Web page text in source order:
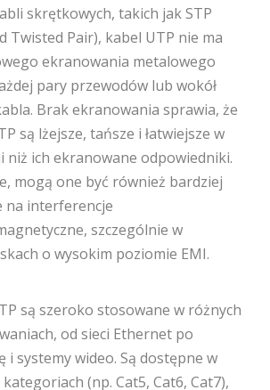
skrętkowych, takich jak STP
Twisted Pair), kabel UTP nie ma
ekranowania metalowego
pary przewodów lub wokół
Brak ekranowania sprawia, że
są lżejsze, tańsze i łatwiejsze w
niż ich ekranowane odpowiedniki.
mogą one być również bardziej
na interferencje
szczególnie w
o wysokim poziomie EMI.
są szeroko stosowane w różnych
od sieci Ethernet po
i systemy wideo. Są dostępne w
(np. Cat5, Cat6, Cat7),